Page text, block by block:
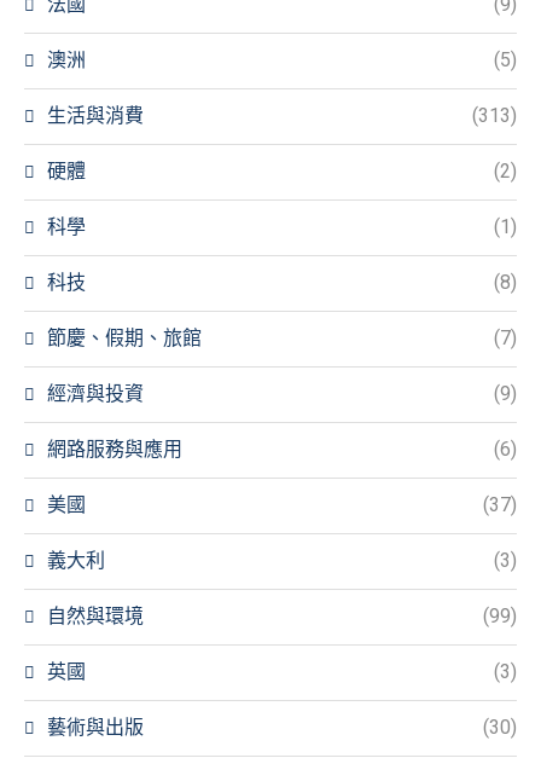
澳洲 (5)
生活與消費 (313)
硬體 (2)
科學 (1)
科技 (8)
節慶、假期、旅館 (7)
經濟與投資 (9)
網路服務與應用 (6)
美國 (37)
義大利 (3)
自然與環境 (99)
英國 (3)
藝術與出版 (30)